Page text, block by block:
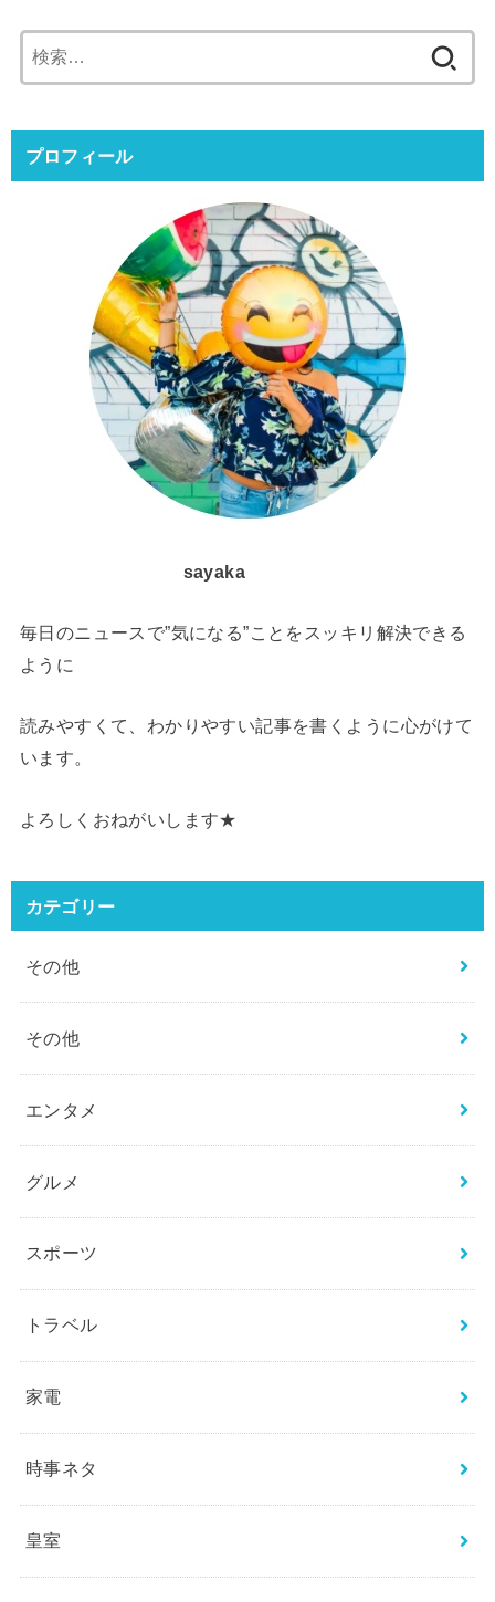
索:
プロフィール
sayaka
毎日のニュースで”気になる”ことをスッキリ解決できる
ように
読みやすくて、わかりやすい記事を書くように心がけて
います。
よろしくおねがいします★
カテゴリー
その他
その他
エンタメ
グルメ
スポーツ
トラベル
家電
時事ネタ
皇室